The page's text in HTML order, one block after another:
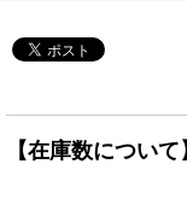
【在庫数について